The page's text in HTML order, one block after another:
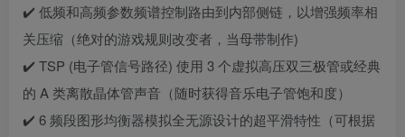
✔️ 低频和高频参数频谱控制路由到内部侧链，以增强频率相
关压缩（绝对的游戏规则改变者，当母带制作)
✔️ TSP (电子管信号路径) 使用 3 个虚拟高压双三极管或经典
的 A 类离散晶体管声音（随时获得音乐电子管饱和度）
✔️ 6 频段图形均衡器模拟全无源设计的超平滑特性（可根据